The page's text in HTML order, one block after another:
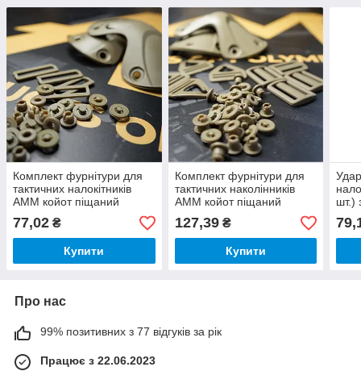
Комплект фурнітури для
тактичних налокітників
AMM койот піщаний
77,02 ₴
Купити
Комплект фурнітури для
тактичних наколінників
AMM койот піщаний
127,39₴
Купити
шт.)
Про нас
99% позитивних з 77 відгуків за рік
Працює з 22.06.2023